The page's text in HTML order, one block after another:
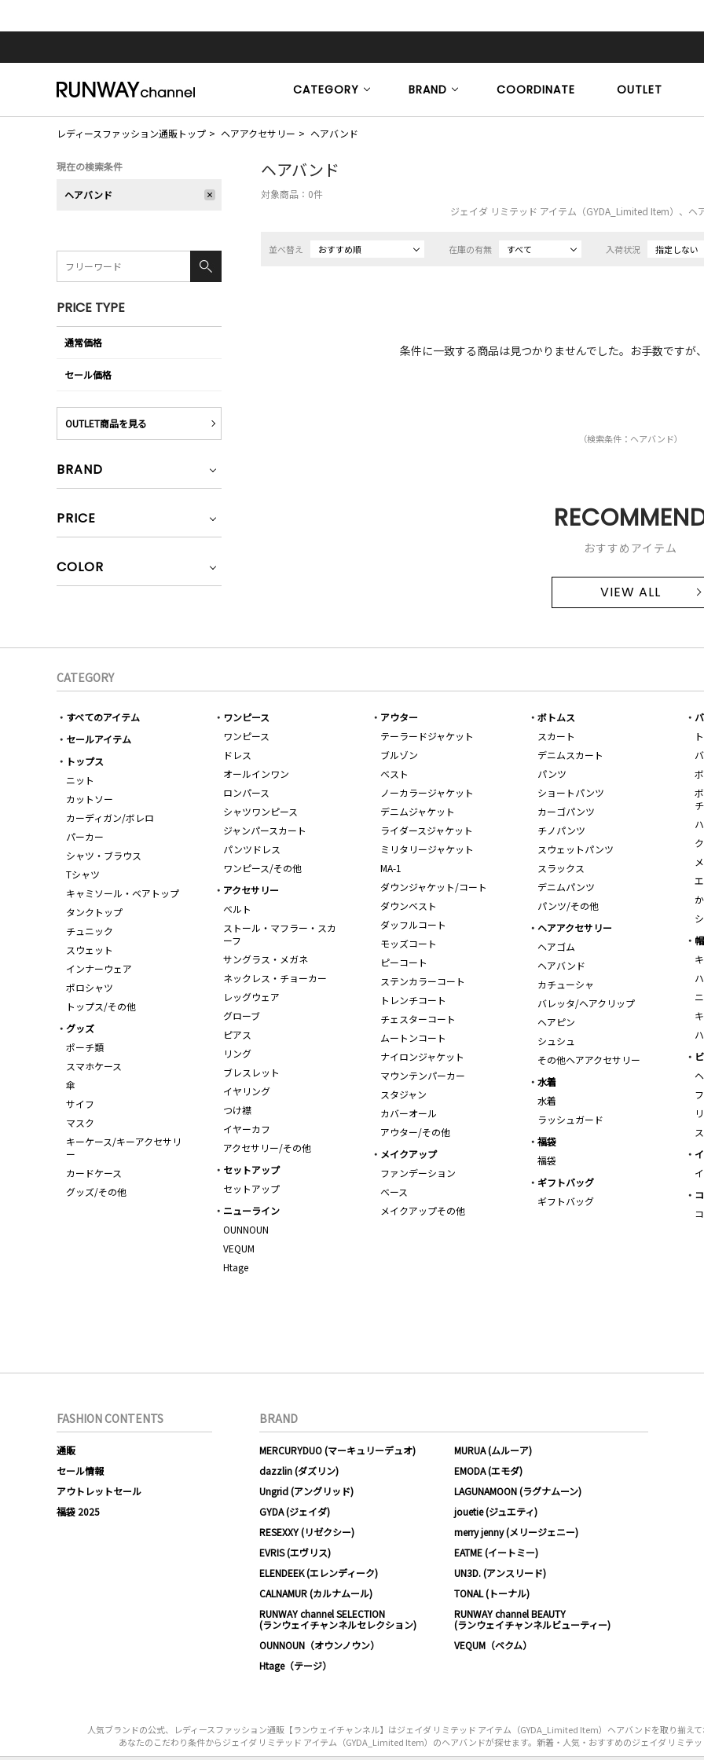
CATEGORY BRAND COORDINATE OUTLET
レディースファッション通販トップ ヘアアクセサリー ヘアバンド
ヘアバンド
対象商品： 0件
ジェイダ リミテッド アイテム（GYDA_Limited Item）、ヘ
並べ替え おすすめ順 在庫の有無 すべて 入荷状況 指定しない
条件に一致する商品は見つかりませんでした。お手数ですが
（検索条件：ヘアバンド）
おすすめアイテム
VIEW ALL
現在の検索条件
ヘアバンド
PRICE TYPE
通常価格
セール価格
OUTLET商品を見る
BRAND
PRICE
COLOR
CATEGORY
すべてのアイテム
セールアイテム
トップス
ニット
カットソー
カーディガン/ボレロ
パーカー
シャツ・ブラウス
Tシャツ
キャミソール・ベアトップ
タンクトップ
チュニック
スウェット
インナーウェア
ポロシャツ
トップス/その他
ワンピース
ワンピース
ドレス
オールインワン
ロンパース
シャツワンピース
ジャンパースカート
パンツドレス
ワンピース/その他
アウター
テーラードジャケット
ブルゾン
ベスト
ノーカラージャケット
デニムジャケット
ライダースジャケット
ミリタリージャケット
MA-1
ダウンジャケット/コート
ダウンベスト
ダッフルコート
モッズコート
ピーコート
ステンカラーコート
トレンチコート
チェスターコート
ムートンコート
ナイロンジャケット
マウンテンパーカー
スタジャン
カバーオール
アウター/その他
ボトムス
スカート
デニムスカート
パンツ
ショートパンツ
カーゴパンツ
チノパンツ
スウェットパンツ
スラックス
デニムパンツ
パンツ/その他
チ
アクセサリー
ベルト
ストール・マフラー・スカ
ーフ
サングラス・メガネ
ネックレス・チョーカー
レッグウェア
グローブ
ピアス
リング
ブレスレット
イヤリング
つけ襟
イヤーカフ
アクセサリー/その他
ヘアアクセサリー
ヘアゴム
ヘアバンド
カチューシャ
バレッタ/ヘアクリップ
ヘアピン
シュシュ
その他ヘアアクセサリー
グッズ
ポーチ類
スマホケース
傘
サイフ
マスク
キーケース/キーアクセサリ
ー
カードケース
グッズ/その他
水着
水着
ラッシュガード
福袋
福袋
メイクアップ
ファンデーション
ベース
メイクアップその他
セットアップ
セットアップ
ギフトバッグ
ギフトバッグ
ニューライン
OUNNOUN
VEQUM
Htage
FASHION CONTENTS
通販
セール情報
アウトレットセール
福袋 2025
BRAND
MERCURYDUO (マーキュリーデュオ)
MURUA (ムルーア)
dazzlin (ダズリン)
EMODA (エモダ)
Ungrid (アングリッド)
LAGUNAMOON (ラグナムーン)
GYDA (ジェイダ)
jouetie (ジュエティ)
RESEXXY (リゼクシー)
merry jenny (メリージェニー)
EVRIS (エヴリス)
EATME (イートミー)
ELENDEEK (エレンディーク)
UN3D. (アンスリード)
CALNAMUR (カルナムール)
TONAL (トーナル)
RUNWAY channel SELECTION
(ランウェイチャンネルセレクション)
RUNWAY channel BEAUTY
(ランウェイチャンネルビューティー)
OUNNOUN（オウンノウン）
VEQUM（ベクム）
Htage（テージ）
人気ブランドの公式、レディースファッション通販【ランウェイチャンネル】はジェイダ リミテッド アイテム（GYDA_Limited Item）ヘアバンドを取り揃え
あなたのこだわり条件からジェイダ リミテッド アイテム（GYDA_Limited Item）のヘアバンドが探せます。新着・人気・おすすめのジェイダ リミテ